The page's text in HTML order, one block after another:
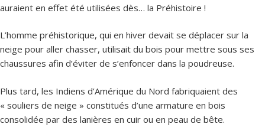
auraient en effet été utilisées dès… la Préhistoire !
L’homme préhistorique, qui en hiver devait se déplacer sur la
neige pour aller chasser, utilisait du bois pour mettre sous ses
chaussures afin d’éviter de s’enfoncer dans la poudreuse.
Plus tard, les Indiens d’Amérique du Nord fabriquaient des
« souliers de neige » constitués d’une armature en bois
consolidée par des lanières en cuir ou en peau de bête.